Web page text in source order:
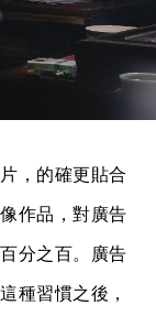
，的確更貼合
作品，對廣告
分之百。廣告
種習慣之後，